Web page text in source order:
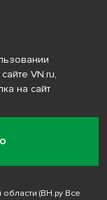
VN.ru,
на сайт
(ВН.ру Все